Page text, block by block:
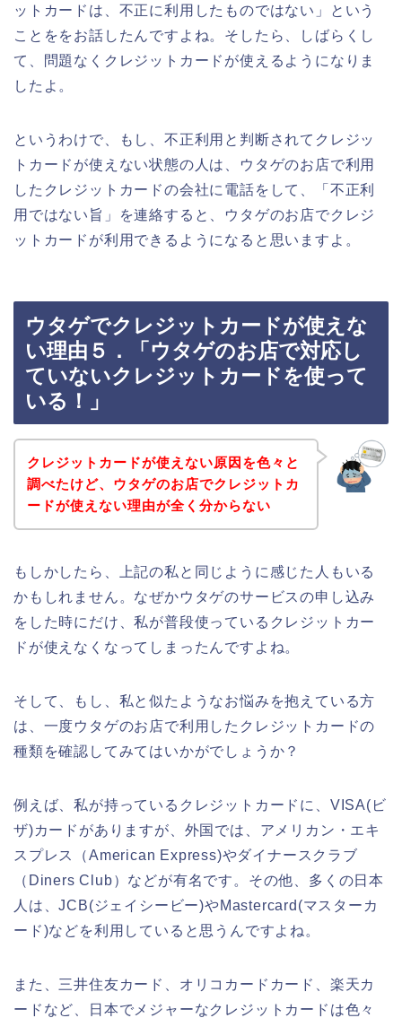
ットカードは、不正に利用したものではない」という
ことををお話したんですよね。そしたら、しばらくし
て、問題なくクレジットカードが使えるようになりま
したよ。
というわけで、もし、不正利用と判断されてクレジッ
トカードが使えない状態の人は、ウタゲのお店で利用
したクレジットカードの会社に電話をして、「不正利
用ではない旨」を連絡すると、ウタゲのお店でクレジ
ットカードが利用できるようになると思いますよ。
ウタゲでクレジットカードが使えな
い理由５．「ウタゲのお店で対応し
ていないクレジットカードを使って
いる！」
クレジットカードが使えない原因を色々と
調べたけど、ウタゲのお店でクレジットカ
ードが使えない理由が全く分からない
もしかしたら、上記の私と同じように感じた人もいる
かもしれません。なぜかウタゲのサービスの申し込み
をした時にだけ、私が普段使っているクレジットカー
ドが使えなくなってしまったんですよね。
そして、もし、私と似たようなお悩みを抱えている方
は、一度ウタゲのお店で利用したクレジットカードの
種類を確認してみてはいかがでしょうか？
例えば、私が持っているクレジットカードに、VISA(ビ
ザ)カードがありますが、外国では、アメリカン・エキ
スプレス（American Express)やダイナースクラブ
（Diners Club）などが有名です。その他、多くの日本
人は、JCB(ジェイシービー)やMastercard(マスターカ
ード)などを利用していると思うんですよね。
また、三井住友カード、オリコカードカード、楽天カ
ードなど、日本でメジャーなクレジットカードは色々